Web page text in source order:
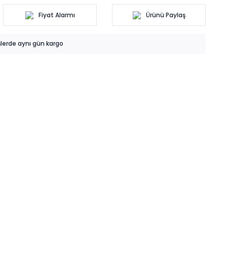
Fiyat Alarmı Ürünü Paylaş
aynı gün kargo